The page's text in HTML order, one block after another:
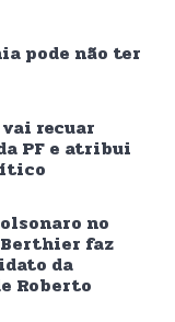
pode não ter
recuar
PF e atribui
no
Berthier faz
da
Roberto